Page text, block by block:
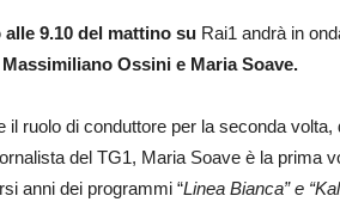
9.10 del mattino su Rai1 andrà in
Ossini e Maria Soave.
il ruolo di conduttore per la seconda
del TG1, Maria Soave è la prima
anni dei programmi “Linea Bianca” e